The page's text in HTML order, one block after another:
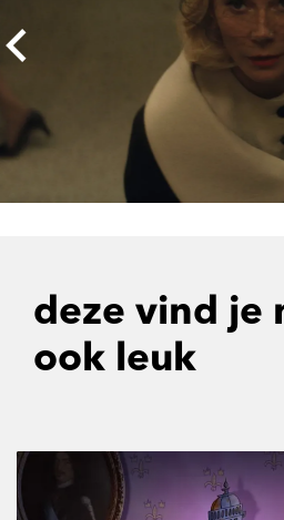
deze vind je
ook leuk